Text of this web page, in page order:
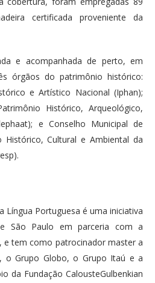
certificada proveniente da
e acompanhada de perto, em
órgãos do patrimônio histórico:
e Artístico Nacional (Iphan);
Histórico, Arqueológico,
e Conselho Municipal de
Histórico, Cultural e Ambiental da
Língua Portuguesa é uma iniciativa
São Paulo em parceria com a
e tem como patrocinador master a
o Grupo Globo, o Grupo Itaú e a
da Fundação CalousteGulbenkian